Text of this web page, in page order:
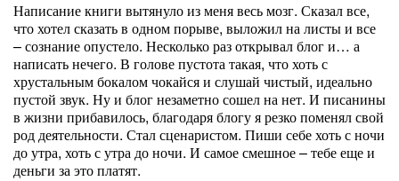
Написание книги вытянуло из меня весь мозг. Сказал все,
что хотел сказать в одном порыве, выложил на листы и все
– сознание опустело. Несколько раз открывал блог и… а
написать нечего. В голове пустота такая, что хоть с
хрустальным бокалом чокайся и слушай чистый, идеально
пустой звук. Ну и блог незаметно сошел на нет. И писанины
в жизни прибавилось, благодаря блогу я резко поменял свой
род деятельности. Стал сценаристом. Пиши себе хоть с ночи
до утра, хоть с утра до ночи. И самое смешное – тебе еще и
деньги за это платят.